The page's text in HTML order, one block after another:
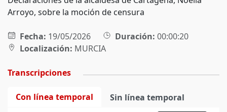
Arroyo, sobre la moción de censura
Fecha: 19/05/2026 Duración: 00:00:20
Localización: MURCIA
Transcripciones
Con línea temporal Sin línea temporal